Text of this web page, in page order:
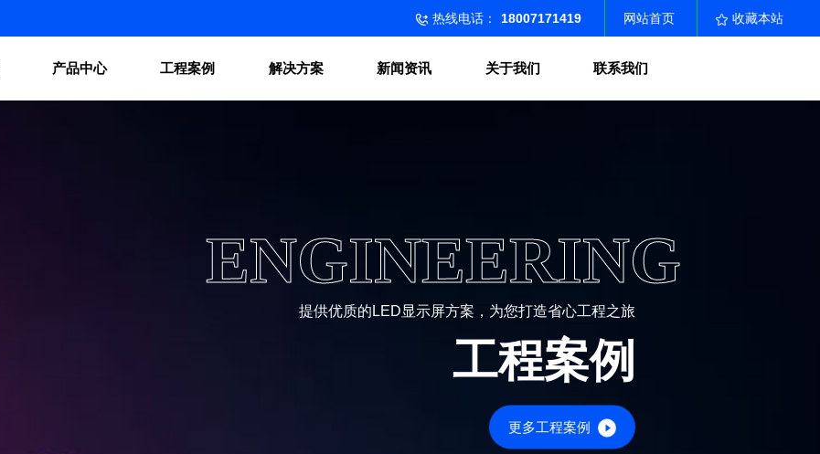
热线电话： 18007171419 网站首页 收藏本站
产品中心 工程案例 解决方案 新闻资讯 关于我们 联系我们
ENGINEERING
提供优质的LED显示屏方案，为您打造省心工程之旅
工程案例
更多工程案例